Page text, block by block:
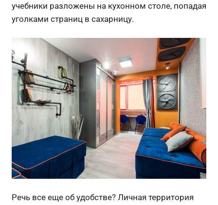
учебники разложены на кухонном столе, попадая
уголками страниц в сахарницу.
Речь все еще об удобстве? Личная территория